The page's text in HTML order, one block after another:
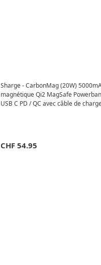
Sharge - CarbonMag (20W)
magnétique Qi2 MagSafe
USB C PD / QC avec câble de
CHF 54.95